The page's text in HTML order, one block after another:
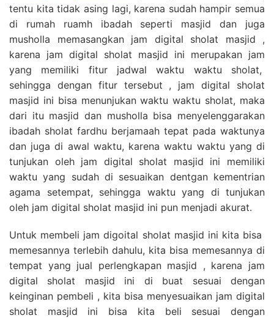
tentu kita tidak asing lagi, karena sudah hampir semua
di rumah ruamh ibadah seperti masjid dan juga
musholla memasangkan jam digital sholat masjid ,
karena jam digital sholat masjid ini merupakan jam
yang memiliki fitur jadwal waktu waktu sholat,
sehingga dengan fitur tersebut , jam digital sholat
masjid ini bisa menunjukan waktu waktu sholat, maka
dari itu masjid dan musholla bisa menyelenggarakan
ibadah sholat fardhu berjamaah tepat pada waktunya
dan juga di awal waktu, karena waktu waktu yang di
tunjukan oleh jam digital sholat masjid ini memiliki
waktu yang sudah di sesuaikan dentgan kementrian
agama setempat, sehingga waktu yang di tunjukan
oleh jam digital sholat masjid ini pun menjadi akurat.
Untuk membeli jam digoital sholat masjid ini kita bisa
memesannya terlebih dahulu, kita bisa memesannya di
tempat yang jual perlengkapan masjid , karena jam
digital sholat masjid ini di buat sesuai dengan
keinginan pembeli , kita bisa menyesuaikan jam digital
sholat masjid ini bisa kita beli sesuai dengan